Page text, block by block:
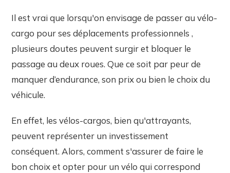
Il est vrai que lorsqu'on envisage de passer au vélo-
cargo pour ses déplacements professionnels ,
plusieurs doutes peuvent surgir et bloquer le
passage au deux roues. Que ce soit par peur de
manquer d’endurance, son prix ou bien le choix du
véhicule.
En effet, les vélos-cargos, bien qu'attrayants,
peuvent représenter un investissement
conséquent. Alors, comment s'assurer de faire le
bon choix et opter pour un vélo qui correspond